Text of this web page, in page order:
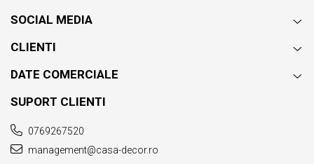
SOCIAL MEDIA
CLIENTI
DATE COMERCIALE
SUPORT CLIENTI
0769267520
management@casa-decor.ro